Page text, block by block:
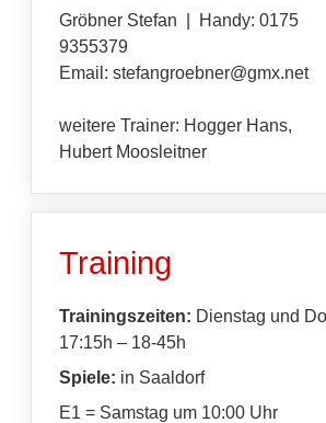
Gröbner Stefan | Handy: 0175
9355379
Email: stefangroebner@gmx.net
weitere Trainer: Hogger Hans,
Hubert Moosleitner
Training
Trainingszeiten: Dienstag und
17:15h – 18-45h
Spiele: in Saaldorf
E1 = Samstag um 10:00 Uhr